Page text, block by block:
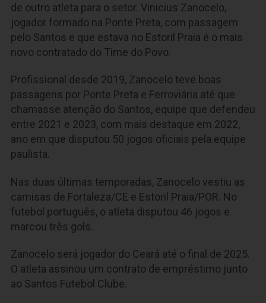
de outro atleta para o setor. Vinicius Zanocelo,
jogador formado na Ponte Preta, com passagem
pelo Santos e que estava no Estoril Praia é o mais
novo contratado do Time do Povo.
Profissional desde 2019, Zanocelo teve boas
passagens por Ponte Preta e Ferroviária até que
chamasse atenção do Santos, equipe que defendeu
entre 2021 e 2023, com mais destaque em 2022,
ano em que disputou 50 jogos oficiais pela equipe
paulista.
Nas duas últimas temporadas, Zanocelo vestiu as
camisas de Fortaleza/CE e Estoril Praia/POR. No
futebol português, o atleta disputou 46 jogos e
marcou três gols.
Zanocelo será jogador do Ceará até o final de 2025.
O atleta assinou um contrato de empréstimo junto
ao Santos Futebol Clube.